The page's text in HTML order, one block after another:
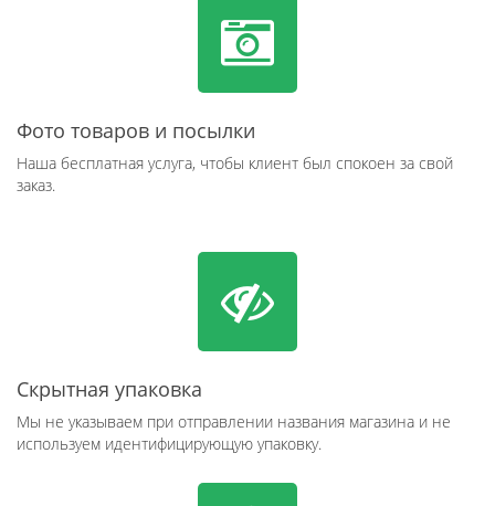
Фото товаров и посылки
Наша бесплатная услуга, чтобы клиент был спокоен за свой
заказ.
Скрытная упаковка
Мы не указываем при отправлении названия магазина и не
используем идентифицирующую упаковку.